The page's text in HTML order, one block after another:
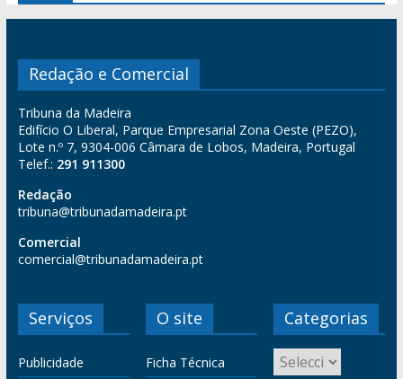
Redação e Comercial
Tribuna da Madeira
Edifício O Liberal, Parque Empresarial Zona Oeste (PEZO),
Lote n.º 7, 9304-006 Câmara de Lobos, Madeira, Portugal
Telef.: 291 911300
Redação
tribuna@tribunadamadeira.pt
Comercial
comercial@tribunadamadeira.pt
Serviços
Publicidade
O site
Ficha Técnica
Categorias